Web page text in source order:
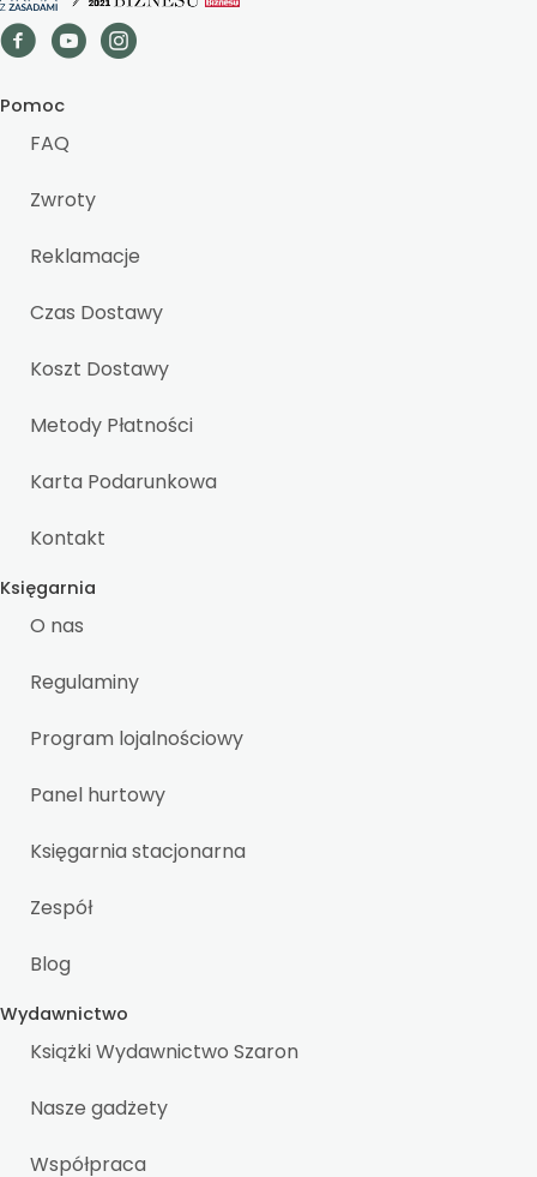
Pomoc
FAQ
Zwroty
Reklamacje
Czas Dostawy
Koszt Dostawy
Metody Płatności
Karta Podarunkowa
Kontakt
Księgarnia
O nas
Regulaminy
Program lojalnościowy
Panel hurtowy
Księgarnia stacjonarna
Zespół
Blog
Wydawnictwo
Książki Wydawnictwo Szaron
Nasze gadżety
Współpraca